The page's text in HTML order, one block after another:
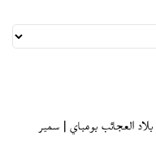
العجائب بومباي | سمير